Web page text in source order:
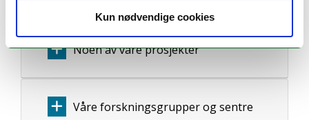
Kun nødvendige cookies
Noen av våre prosjekter
Våre forskningsgrupper og sentre